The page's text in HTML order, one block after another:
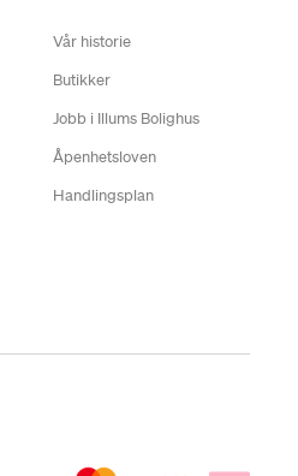
Vår historie
Butikker
Jobb i Illums Bolighus
Åpenhetsloven
Handlingsplan